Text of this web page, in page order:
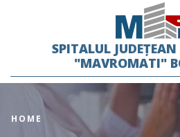
SPITALUL
"MAVROMATI"
HOME